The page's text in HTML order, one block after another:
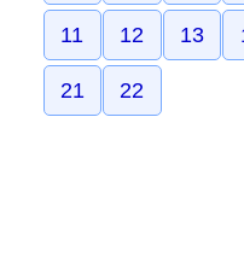
11 12 13
21 22